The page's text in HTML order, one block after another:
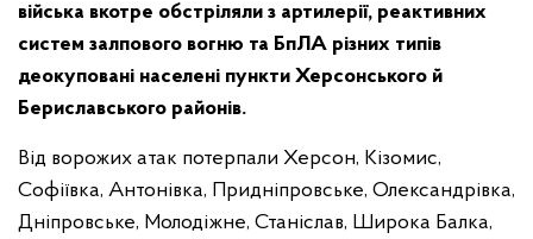
війська вкотре обстріляли з артилерії, реактивних
систем залпового вогню та БпЛА різних типів
деокуповані населені пункти Херсонського й
Бериславського районів.
Від ворожих атак потерпали Херсон, Кізомис,
Софіївка, Антонівка, Придніпровське, Олександрівка,
Дніпровське, Молодіжне, Станіслав, Широка Балка,